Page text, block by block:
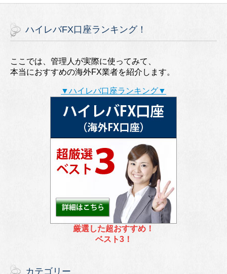
ハイレバFX口座ランキング！
ここでは、管理人が実際に使ってみて、
本当におすすめの海外FX業者を紹介します。
▼ハイレバ口座ランキング▼
厳選した超おすすめ！
ベスト3！
カテゴリー